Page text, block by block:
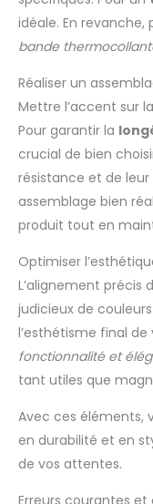
idéale. En revanche,
bande
Réaliser un
Mettre l’accent sur
Pour garantir la
crucial de bien
résistance et de
assemblage bien
produit tout en
Optimiser
L’alignement précis
judicieux de
l’esthétisme final de
fonctionnalité et
tant utiles que
Avec ces éléments,
en durabilité et en
de vos attentes.